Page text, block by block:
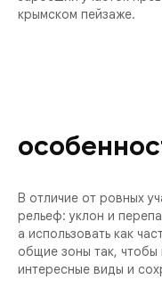
крымском пейзаже.
В отличие от ровных
рельеф: уклон и
а использовать как
общие зоны так, чтобы
интересные виды и